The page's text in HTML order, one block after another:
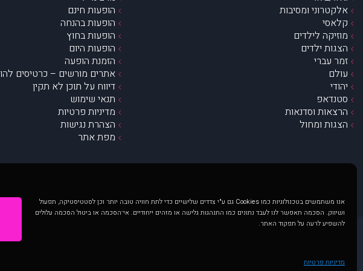
אנו משתמשים בטכנולוגיות כמו Cookies גם ע"י צדדים שלישיים כדי לתת חוויה טובה יותר וכן לסטטיסטיקה, תפעול
ושיווק. הסכמה תאפשר לנו לעבד נתונים כמו התנהגות גלישה או מזהים ייחודיים. אי־הסכמה או ביטול הסכמה עלולים
להשפיע לרעה על תפקוד האתר.
מדיניות פרטיות
אלקטרוני ומסיבות
קלאסי
מוזיקה לילדים
הצגות ילדים
זמר עברי
עולם
יהודי
סטנדאפ
הרצאות וסדנאות
הצגות ומחול
הופעות חינם
הופעות בהנחה
הופעות בחוץ
הופעות היום
הזמנת הופעה
אתרים מורשים – כרטיסים
דיווח על תוכן לא תקין
תנאי שימוש
מדיניות פרטיות
הצהרת נגישות
מפת אתר